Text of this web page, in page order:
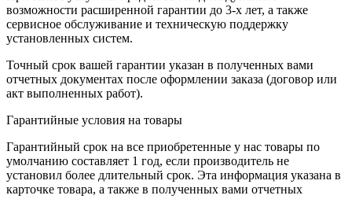
возможности расширенной гарантии до 3-х лет, а также
сервисное обслуживание и техническую поддержку
установленных систем.
Точный срок вашей гарантии указан в полученных вами
отчетных документах после оформлении заказа (договор или
акт выполненных работ).
Гарантийные условия на товары
Гарантийный срок на все приобретенные у нас товары по
умолчанию составляет 1 год, если производитель не
установил более длительный срок. Эта информация указана в
карточке товара, а также в полученных вами отчетных